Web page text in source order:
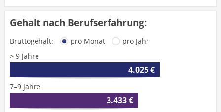
Gehalt nach Berufserfahrung:
Bruttogehalt: pro Monat
pro Jahr
> 9 Jahre
4.025 €
7–9 Jahre
3.433 €